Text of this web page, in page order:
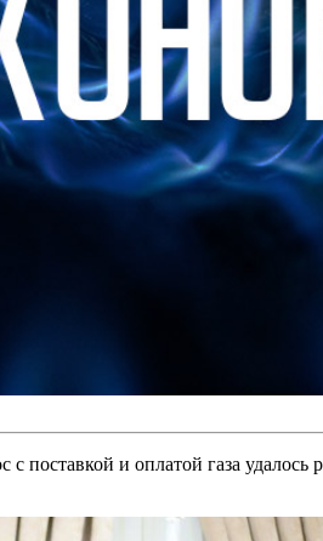
с поставкой и оплатой газа